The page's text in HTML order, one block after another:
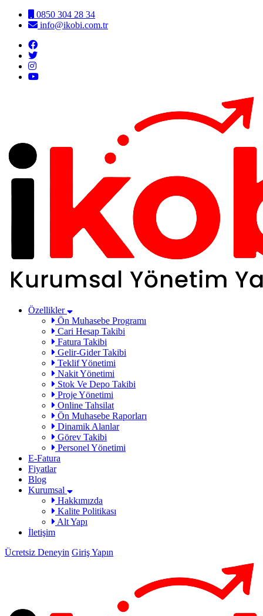
0850 304 28 34
info@ikobi.com.tr
Özellikler
Ön Muhasebe Programı
Cari Hesap Takibi
Fatura Takibi
Gelir-Gider Takibi
Teklif Yönetimi
Nakit Yönetimi
Stok Ve Depo Takibi
Proje Yönetimi
Online Tahsilat
Ön Muhasebe Raporları
Dinamik Alanlar
Görev Takibi
Personel Yönetimi
E-Fatura
Fiyatlar
Blog
Kurumsal
Hakkımızda
Kalite Politikası
Alt Yapı
İletişim
Ücretsiz Deneyin Giriş Yapın